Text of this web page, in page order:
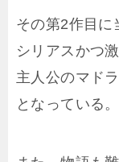
その第2作目に
シリアスかつ
主人公のマド
となっている。